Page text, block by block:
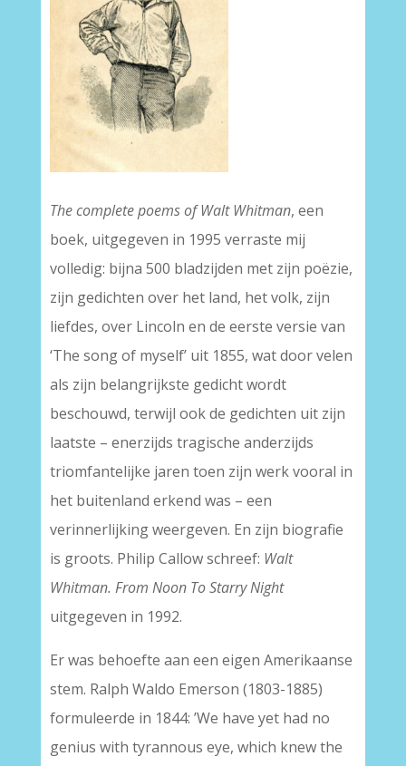
The complete poems of Walt Whitman, een
boek, uitgegeven in 1995 verraste mij
volledig: bijna 500 bladzijden met zijn poëzie,
zijn gedichten over het land, het volk, zijn
liefdes, over Lincoln en de eerste versie van
‘The song of myself’ uit 1855, wat door velen
als zijn belangrijkste gedicht wordt
beschouwd, terwijl ook de gedichten uit zijn
laatste – enerzijds tragische anderzijds
triomfantelijke jaren toen zijn werk vooral in
het buitenland erkend was – een
verinnerlijking weergeven. En zijn biografie
is groots. Philip Callow schreef: Walt
Whitman. From Noon To Starry Night
uitgegeven in 1992.
Er was behoefte aan een eigen Amerikaanse
stem. Ralph Waldo Emerson (1803-1885)
formuleerde in 1844: ’We have yet had no
genius with tyrannous eye, which knew the